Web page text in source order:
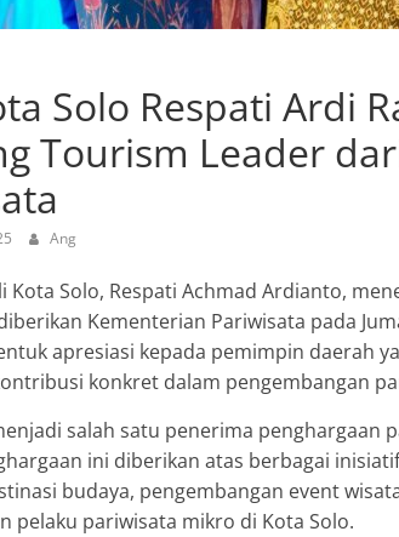
Solo Respati Ardi
Tourism Leader
Ang
Kota Solo, Respati Achmad Ardianto,
Kementerian Pariwisata pada
apresiasi kepada pemimpin daerah
konkret dalam pengembangan
salah satu penerima penghargaan
ini diberikan atas berbagai
budaya, pengembangan event
pelaku pariwisata mikro di Kota Solo.